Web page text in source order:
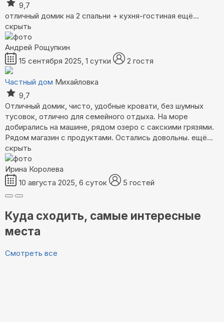
9,7
отличный домик на 2 спальни + кухня-гостиная ещё...
скрыть
Андрей Рощупкин
15 сентября 2025, 1 сутки
2 гостя
Частный дом Михайловка
9,7
Отличный домик, чисто, удобные кровати, без шумных
тусовок, отлично для семейного отдыха. На море
добирались на машине, рядом озеро с сакскими грязями.
Рядом магазин с продуктами. Остались довольны. ещё...
скрыть
Ирина Королева
10 августа 2025, 6 суток
5 гостей
Куда сходить, самые интересные
места
Смотреть все